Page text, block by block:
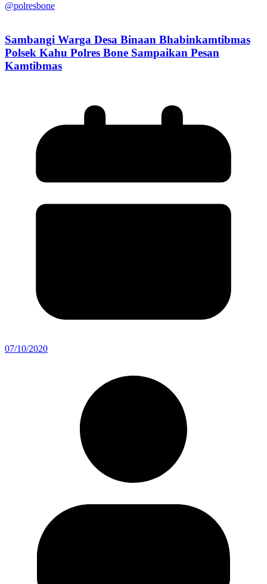
@polresbone
Sambangi Warga Desa Binaan Bhabinkamtibmas
Polsek Kahu Polres Bone Sampaikan Pesan
Kamtibmas
07/10/2020